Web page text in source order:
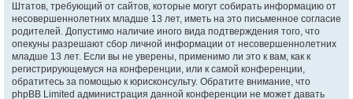
Штатов, требующий от сайтов, которые могут собирать информацию от
несовершеннолетних младше 13 лет, иметь на это письменное согласие
родителей. Допустимо наличие иного вида подтверждения того, что
опекуны разрешают сбор личной информации от несовершеннолетних
младше 13 лет. Если вы не уверены, применимо ли это к вам, как к
регистрирующемуся на конференции, или к самой конференции,
обратитесь за помощью к юрисконсульту. Обратите внимание, что
phpBB Limited администрация данной конференции не может давать